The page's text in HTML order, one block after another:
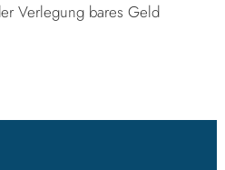
Verlegung bares Geld